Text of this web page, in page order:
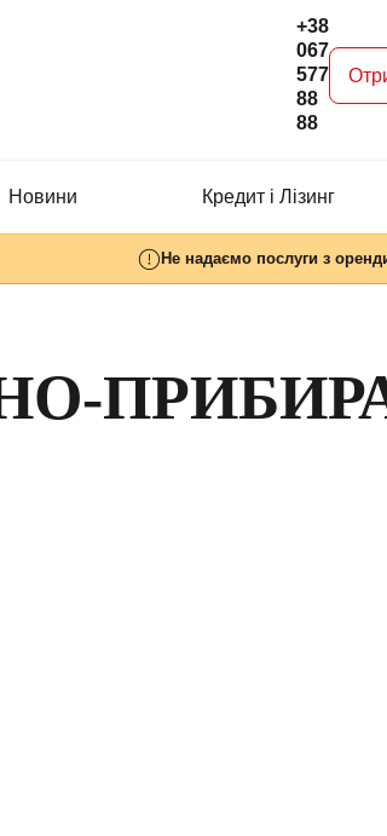
+38
067
577
88
88
Новини Кредит і Лізинг
Не надаємо послуги з